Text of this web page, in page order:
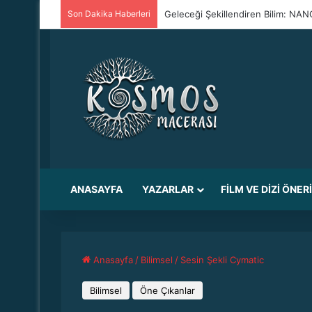
Son Dakika Haberleri Geleceği Şekillendiren Bilim:
ANASAYFA YAZARLAR FILM VE DIZI
Anasayfa / Bilimsel / Sesin Şekli Cymatic
Bilimsel Öne Çıkanlar